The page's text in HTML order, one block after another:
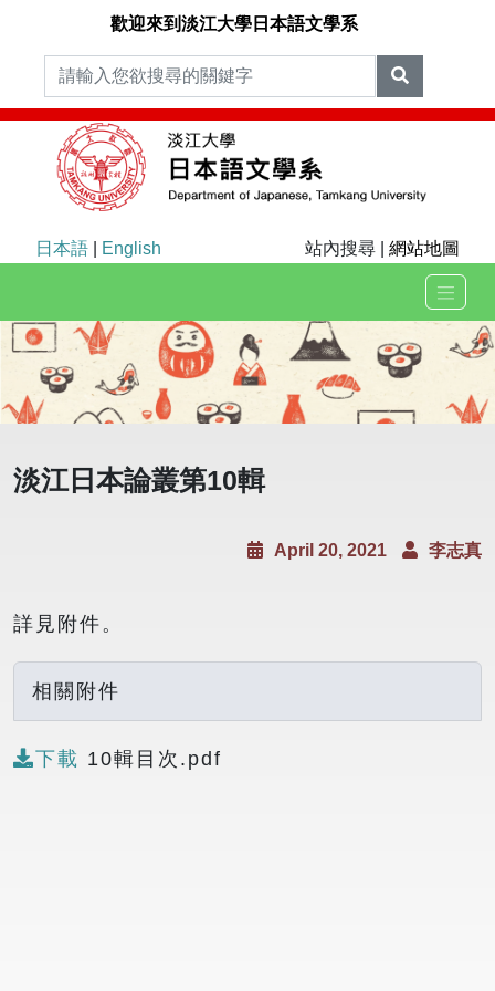
歡迎來到淡江大學日本語文學系
日本語 English 站內搜尋 | 網站地圖
淡江日本論叢第10輯
April 20, 2021 李志真
詳見附件。
相關附件
下載 10輯目次.pdf